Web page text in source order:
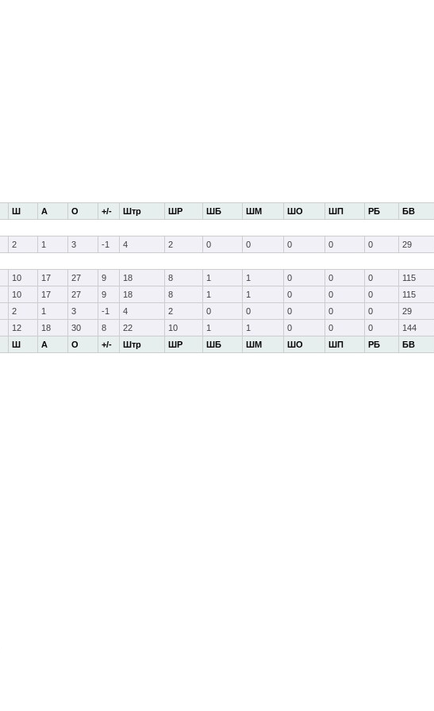
Ш А О +/- Штр ШР ШБ ШМ ШО ШП РБ БВ
Ш А О +/- Штр ШР ШБ ШМ ШО ШП РБ БВ
2 1 3 -1 4 2 0 0 0 0 0 29
10 17 27 9 18 8 1 1 0 0 0 115
10 17 27 9 18 8 1 1 0 0 0 115
2 1 3 -1 4 2 0 0 0 0 0 29
12 18 30 8 22 10 1 1 0 0 0 144